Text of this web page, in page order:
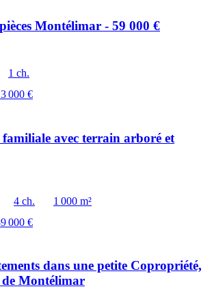
Montélimar - 59 000 €
1 ch.
000 €
avec terrain arboré et
4 ch.
1 000 m²
000 €
dans une petite Copropriété,
Montélimar